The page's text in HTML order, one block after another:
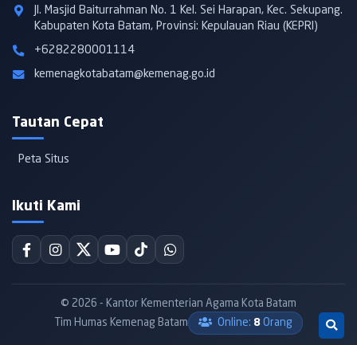
Jl. Masjid Baiturrahman No. 1 Kel. Sei Harapan, Kec. Sekupang.
Kabupaten Kota Batam, Provinsi: Kepulauan Riau (KEPRI)
+6282280001114
kemenagkotabatam@kemenag.go.id
Tautan Cepat
Peta Situs
Ikuti Kami
© 2026 - Kantor Kementerian Agama Kota Batam
Tim Humas Kemenag Batam
Online: 8 Orang